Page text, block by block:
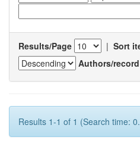
Results/Page | Sort
Authors/record
Results 1-1 of 1 (Search time: